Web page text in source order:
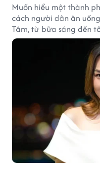
Muốn hiểu một thành
cách người dân ăn
Tâm, từ bữa sáng đến
đậm dấu ấn miền Trung.